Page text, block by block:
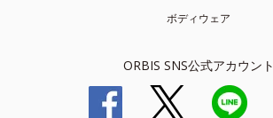
ボディウェア
ORBIS SNS公式アカウント